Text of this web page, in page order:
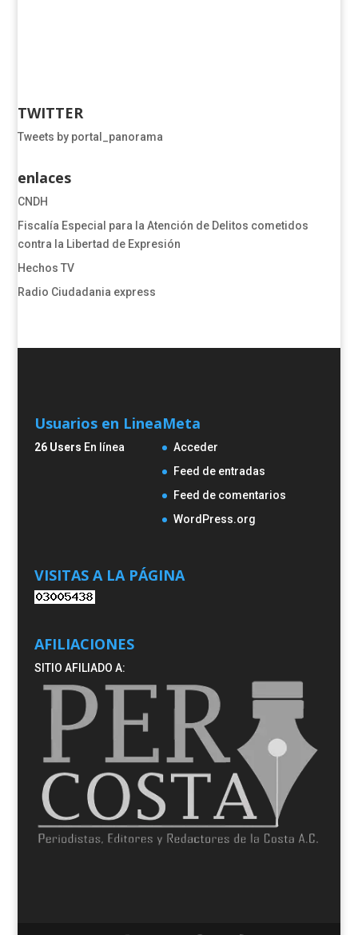
TWITTER
Tweets by portal_panorama
enlaces
CNDH
​​​​​​​​​​​​Fiscalía Especial para la Atención de Delitos cometidos
contra la Libertad de Expresión​
Hechos TV
Radio Ciudadania express
Usuarios en Linea
26 Users En línea
Meta
Acceder
Feed de entradas
Feed de comentarios
WordPress.org
VISITAS A LA PÁGINA
AFILIACIONES
SITIO AFILIADO A: